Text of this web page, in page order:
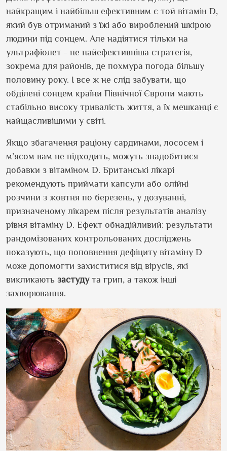
найкращим і найбільш ефективним є той вітамін D,
який був отриманий з їжі або вироблений шкірою
людини під сонцем. Але надіятися тільки на
ультрафіолет - не найефективніша стратегія,
зокрема для районів, де похмура погода більшу
половину року. І все ж не слід забувати, що
обділені сонцем країни Північної Європи мають
стабільно високу тривалість життя, а їх мешканці є
найщасливішими у світі.
Якщо збагачення раціону сардинами, лососем і
м’ясом вам не підходить, можуть знадобитися
добавки з вітаміном D. Британські лікарі
рекомендують приймати капсули або олійні
розчини з жовтня по березень, у дозуванні,
призначеному лікарем після результатів аналізу
рівня вітаміну D. Ефект обнадійливий: результати
рандомізованих контрольованих досліджень
показують, що поповнення дефіциту вітаміну D
може допомогти захиститися від вірусів, які
викликають застудута грип, а також інші
захворювання.